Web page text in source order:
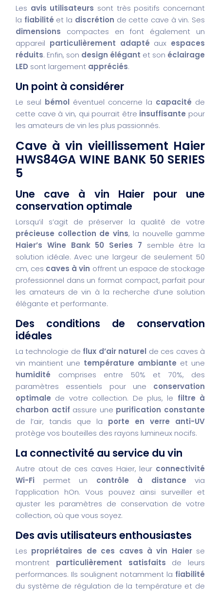
Les avis utilisateurs sont très positifs concernant
la fiabilité et la discrétion de cette cave à vin. Ses
dimensions compactes en font également un
appareil particulièrement adapté aux espaces
réduits. Enfin, son design élégant et son éclairage
LED sont largement appréciés.
Un point à considérer
Le seul bémol éventuel concerne la capacité de
cette cave à vin, qui pourrait être insuffisante pour
les amateurs de vin les plus passionnés.
Cave à vin vieillissement Haier
HWS84GA WINE BANK 50 SERIES
5
Une cave à vin Haier pour une
conservation optimale
Lorsqu’il s’agit de préserver la qualité de votre
précieuse collection de vins, la nouvelle gamme
Haier’s Wine Bank 50 Series 7 semble être la
solution idéale. Avec une largeur de seulement 50
cm, ces caves à vin offrent un espace de stockage
professionnel dans un format compact, parfait pour
les amateurs de vin à la recherche d’une solution
élégante et performante.
Des conditions de conservation
idéales
La technologie de flux d’air naturel de ces caves à
vin maintient une température ambiante et une
humidité comprises entre 50% et 70%, des
paramètres essentiels pour une conservation
optimale de votre collection. De plus, le filtre à
charbon actif assure une purification constante
de l’air, tandis que la porte en verre anti-UV
protège vos bouteilles des rayons lumineux nocifs.
La connectivité au service du vin
Autre atout de ces caves Haier, leur connectivité
Wi-Fi permet un contrôle à distance via
l’application hOn. Vous pouvez ainsi surveiller et
ajuster les paramètres de conservation de votre
collection, où que vous soyez.
Des avis utilisateurs enthousiastes
Les propriétaires de ces caves à vin Haierse
montrent particulièrement satisfaits de leurs
performances. Ils soulignent notamment la fiabilité
du système de régulation de la température et de